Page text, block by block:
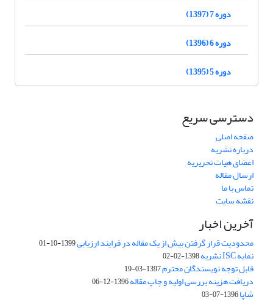
دوره 7 (1397)
دوره 6 (1396)
دوره 5 (1395)
دسترسی سریع
صفحه اصلی
درباره نشریه
اعضای هیات تحریریه
ارسال مقاله
تماس با ما
نقشه سایت
آخرین اخبار
محدودیت قرار گرفتن بیش از یک مقاله در فرایند ارزیابی1399-10-01
نمایه ISC نشریه 1398-02-02
قابل توجه نویسندگان محترم1397-03-19
دریافت هزینه بررسی اولیه و چاپ مقاله1396-12-06
شاپا1396-07-03